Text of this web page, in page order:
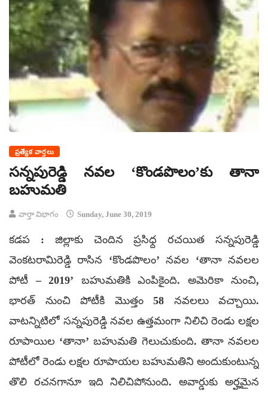
ప్రత్యేక వార్తలు
సన్నపురెడ్డి నవల ‘కొండపొలం’కు తానా
బహుమతి
వార్తా విభాగం Sunday, June 30, 2019
కడప : జిల్లాకు చెందిన ప్రసిధ్ద రచయిత సన్నపురెడ్డి
వెంకటరామిరెడ్డి రాసిన ‘కొండపొలం’ నవల ‘తానా నవలల
పోటీ – 2019’ బహుమతికి ఎంపికైంది. అమెరికా నుంచి,
భారత్‌ నుంచి పోటీకి మొత్తం 58 నవలలు వచ్చాయి.
వాటన్నిటిలో సన్నపురెడ్డి నవల ఉత్తమంగా నిలిచి రెండు లక్షల
రూపాయిల ‘తానా’ బహుమతి గెలుచుకుంది. తానా నవలల
పోటీలో రెండు లక్షల రూపాయల బహుమతిని అందుకుంటున్న
తొలి రచనగానూ ఇది నిలిచిపోనుంది. అవార్డుకు అర్హమైన